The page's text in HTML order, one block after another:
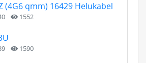
(4G6 qmm) 16429 Helukabel
1552
1590